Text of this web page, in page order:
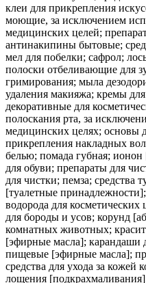
клеи для прикрепления
моющие, за исключением
медицинских целей;
антинакипины бытовые;
мел для побелки; сафрол;
полоски отбеливающие для
гримирования; мыла
удаления макияжа; кремы
декоративные для
полоскания рта, за
медицинских целях; основы
прикрепления накладных
белью; помада губная;
для обуви; препараты для
для чистки; пемза; средства
[туалетные
водорода для косметических
для бороды и усов; корунд
комнатных животных;
[эфирные масла]; карандаши
пищевые [эфирные масла];
средства для ухода за кожей
лощения